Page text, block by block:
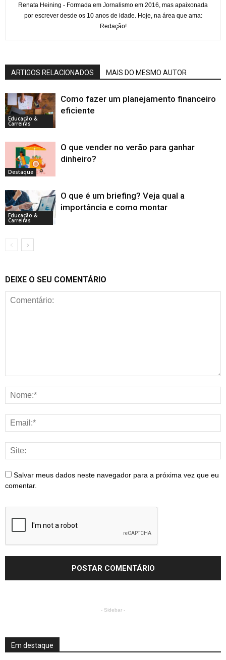
Renata Heining - Formada em Jornalismo em 2016, mas apaixonada
por escrever desde os 10 anos de idade. Hoje, na área que ama:
Redação!
ARTIGOS RELACIONADOS MAIS DO MESMO AUTOR
Educação &
Carreiras
Como fazer um planejamento financeiro
eficiente
Destaque
O que vender no verão para ganhar
dinheiro?
Educação &
Carreiras
O que é um briefing? Veja qual a
importância e como montar
DEIXE O SEU COMENTÁRIO
Salvar meus dados neste navegador para a próxima vez que eu
comentar.
- Sidebar -
Em destaque